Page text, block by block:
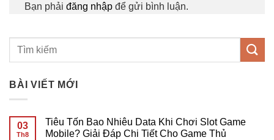
Bạn phải đăng nhập để gửi bình luận.
BÀI VIẾT MỚI
03
Th8
Tiêu Tốn Bao Nhiêu Data Khi Chơi Slot Game
Mobile? Giải Đáp Chi Tiết Cho Game Thủ